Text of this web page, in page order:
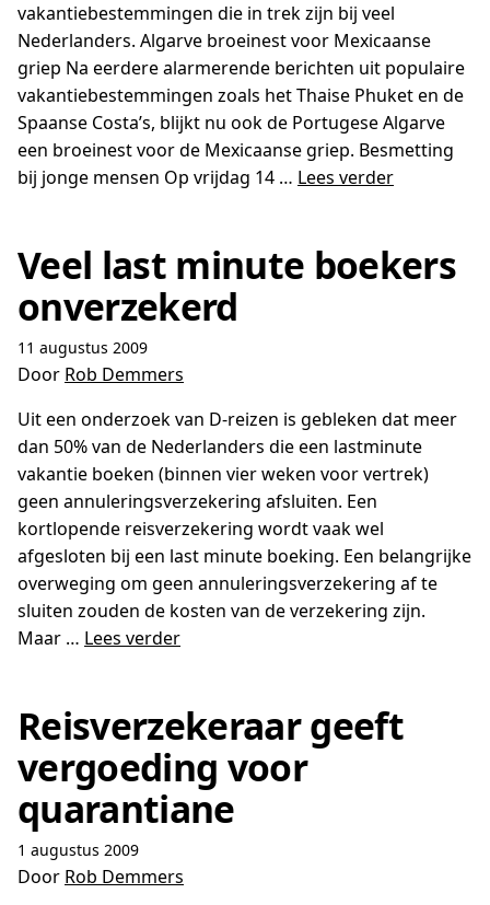
vakantiebestemmingen die in trek zijn bij veel
Nederlanders. Algarve broeinest voor Mexicaanse
griep Na eerdere alarmerende berichten uit populaire
vakantiebestemmingen zoals het Thaise Phuket en de
Spaanse Costa’s, blijkt nu ook de Portugese Algarve
een broeinest voor de Mexicaanse griep. Besmetting
bij jonge mensen Op vrijdag 14 … Lees verder
Veel last minute boekers
onverzekerd
11 augustus 2009
Door Rob Demmers
Uit een onderzoek van D-reizen is gebleken dat meer
dan 50% van de Nederlanders die een lastminute
vakantie boeken (binnen vier weken voor vertrek)
geen annuleringsverzekering afsluiten. Een
kortlopende reisverzekering wordt vaak wel
afgesloten bij een last minute boeking. Een belangrijke
overweging om geen annuleringsverzekering af te
sluiten zouden de kosten van de verzekering zijn.
Maar … Lees verder
Reisverzekeraar geeft
vergoeding voor
quarantiane
1 augustus 2009
Door Rob Demmers